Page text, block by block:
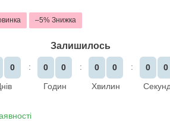
–5%
Залишилось
0
0
0
Годин
0
0
Хвилин
0
0
Секунд